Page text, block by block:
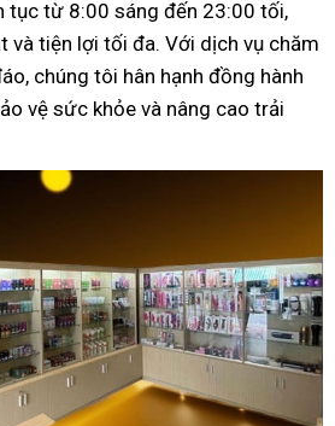
tục từ 8:00 sáng đến 23:00 tối,
và tiện lợi tối đa. Với dịch vụ chăm
chúng tôi hân hạnh đồng hành
vệ sức khỏe và nâng cao trải